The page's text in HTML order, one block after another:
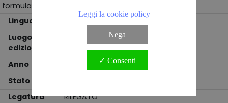
formulari
Lingua
ITALIANO
Luogo
edizione
MILANO
Anno
Stato
Legatura
RILEGATO
Leggi la cookie policy
Nega
✓ Consenti